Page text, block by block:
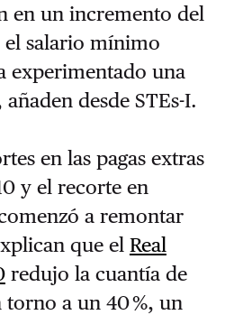
en un incremento del
el salario mínimo
experimentado una
añaden desde STEs-I.
en las pagas extras
y el recorte en
a remontar
que el Real
redujo la cuantía de
torno a un 40 %, un